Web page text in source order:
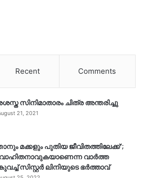
Recent Comments
സിനിമാതാരം ചിത്ര അന്തരിച്ചു
21, 2021
മക്കളും പുതിയ ജീവിതത്തിലേക്ക്’;
വാർത്ത
സിസ്റ്റർ ലിനിയുടെ ഭർത്താവ്